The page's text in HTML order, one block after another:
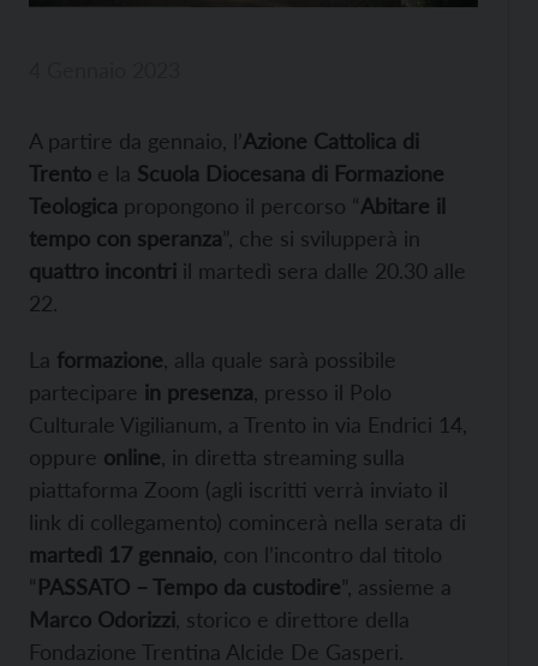
A partire da gennaio, l’Azione Cattolica di
Trento e la Scuola Diocesana di Formazione
Teologica propongono il percorso “Abitare il
tempo con speranza”, che si svilupperà in
quattro incontri il martedì sera dalle 20.30 alle
22.
La formazione , alla quale sarà possibile
partecipare in presenza , presso il Polo
Culturale Vigilianum, a Trento in via Endrici 14,
oppure online , in diretta streaming sulla
piattaforma Zoom (agli iscritti verrà inviato il
link di collegamento) comincerà nella serata di
martedì 17 gennaio , con l’incontro dal titolo
“PASSATO – Tempo da custodire”, assieme a
Marco Odorizzi , storico e direttore della
Fondazione Trentina Alcide De Gasperi.